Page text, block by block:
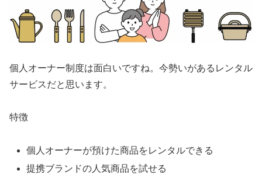
個人オーナー制度は面白いですね。今勢いがあるレンタル
サービスだと思います。
特徴
個人オーナーが預けた商品をレンタルできる
提携ブランドの人気商品を試せる